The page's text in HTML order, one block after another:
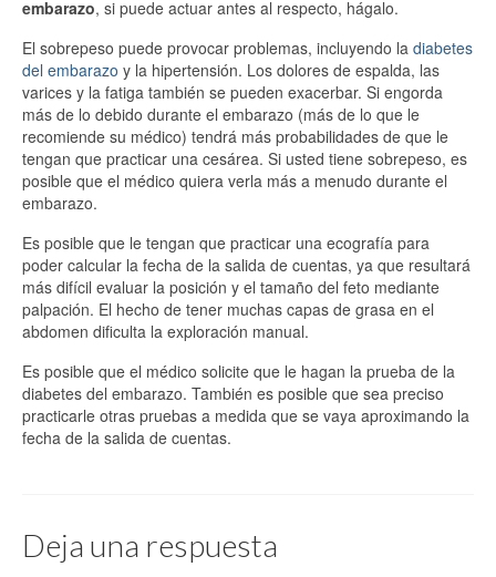
embarazo, si puede actuar antes al respecto, hágalo.
El sobrepeso puede provocar problemas, incluyendo la diabetes
del embarazo y la hipertensión. Los dolores de espalda, las
varices y la fatiga también se pueden exacerbar. Si engorda
más de lo debido durante el embarazo (más de lo que le
recomiende su médico) tendrá más probabilidades de que le
tengan que practicar una cesárea. Si usted tiene sobrepeso, es
posible que el médico quiera verla más a menudo durante el
embarazo.
Es posible que le tengan que practicar una ecografía para
poder calcular la fecha de la salida de cuentas, ya que resultará
más difícil evaluar la posición y el tamaño del feto mediante
palpación. El hecho de tener muchas capas de grasa en el
abdomen dificulta la exploración manual.
Es posible que el médico solicite que le hagan la prueba de la
diabetes del embarazo. También es posible que sea preciso
practicarle otras pruebas a medida que se vaya aproximando la
fecha de la salida de cuentas.
Deja una respuesta